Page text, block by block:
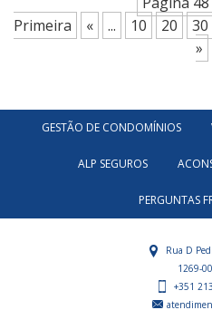
Primeira
« ... 10 20 30
»
GESTÃO DE CONDOMÍNIOS
ALP SEGUROS
PERGUNTAS
Rua D
1269-
+351